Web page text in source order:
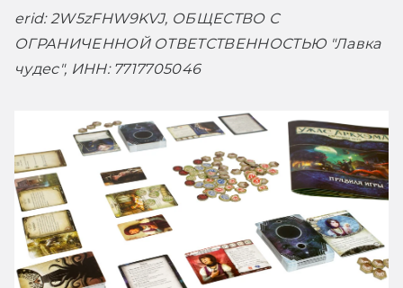
erid: 2W5zFHW9KVJ, ОБЩЕСТВО С
ОГРАНИЧЕННОЙ ОТВЕТСТВЕННОСТЬЮ "Лавка
чудес", ИНН: 7717705046